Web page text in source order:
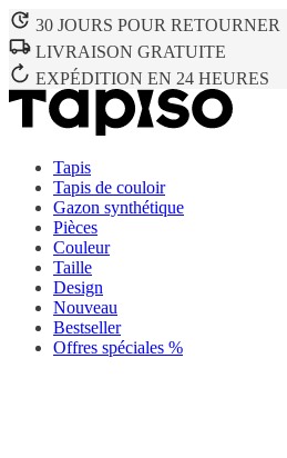
30 JOURS POUR RETOURNER
LIVRAISON GRATUITE
EXPÉDITION EN 24 HEURES
Tapis
Tapis de couloir
Gazon synthétique
Pièces
Couleur
Taille
Design
Nouveau
Bestseller
Offres spéciales %